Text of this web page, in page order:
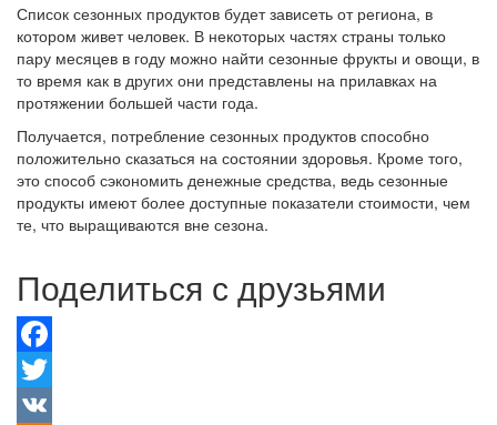
Список сезонных продуктов будет зависеть от региона, в
котором живет человек. В некоторых частях страны только
пару месяцев в году можно найти сезонные фрукты и овощи, в
то время как в других они представлены на прилавках на
протяжении большей части года.
Получается, потребление сезонных продуктов способно
положительно сказаться на состоянии здоровья. Кроме того,
это способ сэкономить денежные средства, ведь сезонные
продукты имеют более доступные показатели стоимости, чем
те, что выращиваются вне сезона.
Поделиться с друзьями
Facebook
Twitter